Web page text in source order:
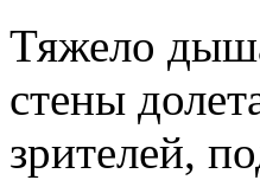
Тяжело
стены
зрителей,